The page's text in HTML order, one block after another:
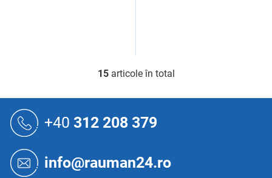
C
n
r
u
l
15articole în total
+40 312 208 379
info@rauman24.ro